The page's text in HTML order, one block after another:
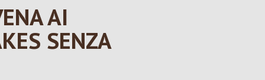
AI
SENZA